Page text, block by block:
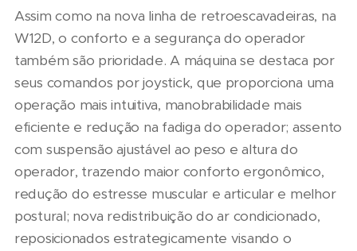
Assim como na nova linha de retroescavadeiras, na
W12D, o conforto e a segurança do operador
também são prioridade. A máquina se destaca por
seus comandos por joystick, que proporciona uma
operação mais intuitiva, manobrabilidade mais
eficiente e redução na fadiga do operador; assento
com suspensão ajustável ao peso e altura do
operador, trazendo maior conforto ergonômico,
redução do estresse muscular e articular e melhor
postural; nova redistribuição do ar condicionado,
reposicionados estrategicamente visando o